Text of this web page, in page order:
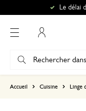
Le délai
Accueil Cuisine Linge